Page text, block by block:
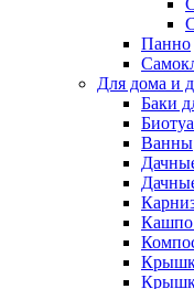
Панно
Для дома и
Баки
Ванны
Кашпо